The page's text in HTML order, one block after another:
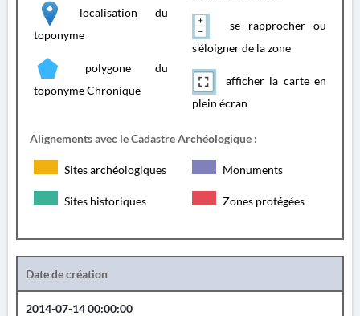
localisation du
toponyme
polygone du
toponyme Chronique
se rapprocher ou
s'éloigner de la zone
afficher la carte en
plein écran
Alignements avec le Cadastre Archéologique :
Sites archéologiques Monuments
Sites historiques Zones protégées
Date de création
2014-07-14 00:00:00